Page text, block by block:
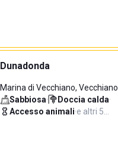
Dunadonda
Marina di Vecchiano, Vecchiano
Sabbiosa· Doccia calda·
Accesso animali·e altri 5…